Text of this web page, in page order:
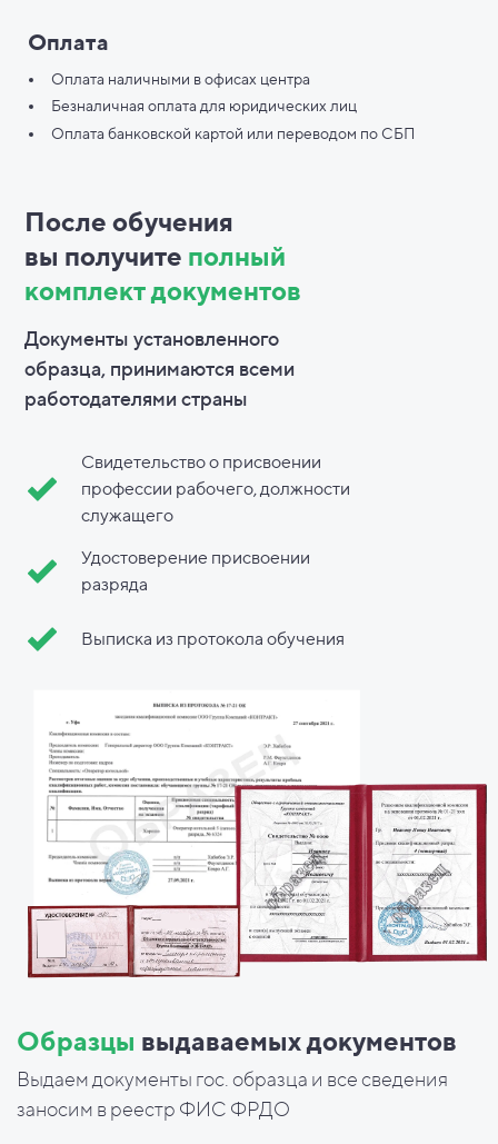
Оплата
Оплата наличными в офисах центра
Безналичная оплата для юридических лиц
Оплата банковской картой или переводом по СБП
После обучения
вы получите полный
комплект документов
Документы установленного
образца, принимаются всеми
работодателями страны
Свидетельство о присвоении
профессии рабочего, должности
служащего
Удостоверение присвоении
разряда
Выписка из протокола обучения
Образцы выдаваемых документов
Выдаем документы гос. образца и все сведения
заносим в реестр ФИС ФРДО